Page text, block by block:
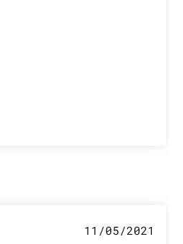
11/05/2021